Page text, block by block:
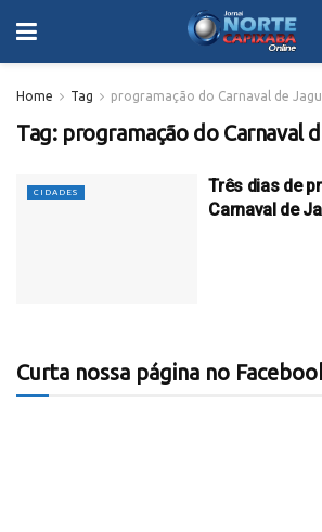
Home Tag programação do Carnaval de
Tag: programação do Carnaval
CIDADES
Três dias de
Carnaval de
Curta nossa página no